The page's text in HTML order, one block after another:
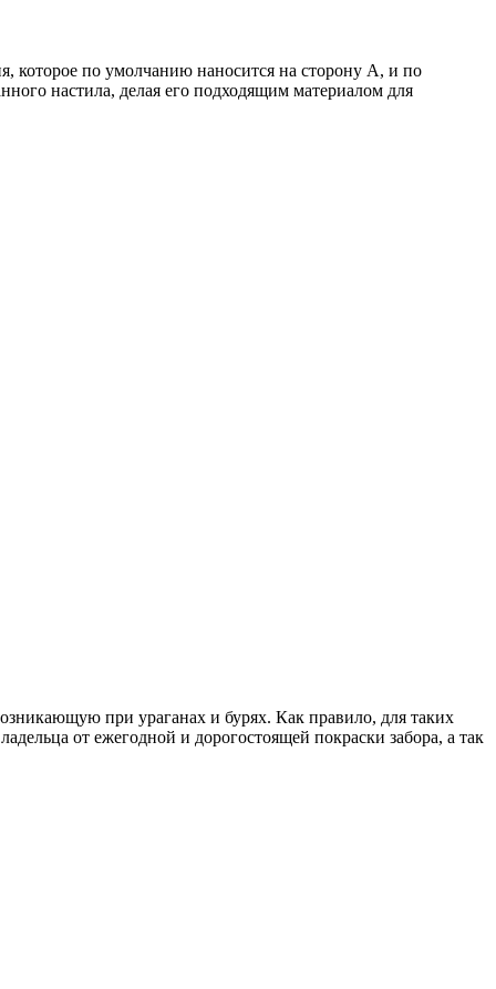
по умолчанию наносится на сторону А, и по
настила, делая его подходящим материалом для
при ураганах и бурях. Как правило, для таких
от ежегодной и дорогостоящей покраски забора, а так